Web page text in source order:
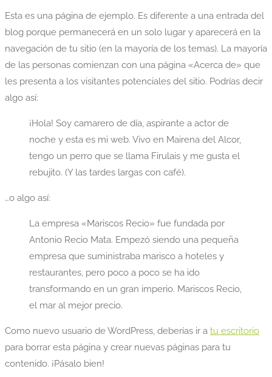
Esta es una página de ejemplo. Es diferente a una entrada del
blog porque permanecerá en un solo lugar y aparecerá en la
navegación de tu sitio (en la mayoría de los temas). La mayoría
de las personas comienzan con una página «Acerca de» que
les presenta a los visitantes potenciales del sitio. Podrías decir
algo así:
¡Hola! Soy camarero de día, aspirante a actor de
noche y esta es mi web. Vivo en Mairena del Alcor,
tengo un perro que se llama Firulais y me gusta el
rebujito. (Y las tardes largas con café).
…o algo así:
La empresa «Mariscos Recio» fue fundada por
Antonio Recio Mata. Empezó siendo una pequeña
empresa que suministraba marisco a hoteles y
restaurantes, pero poco a poco se ha ido
transformando en un gran imperio. Mariscos Recio,
el mar al mejor precio.
Como nuevo usuario de WordPress, deberías ir a tu escritorio
para borrar esta página y crear nuevas páginas para tu
contenido. ¡Pásalo bien!